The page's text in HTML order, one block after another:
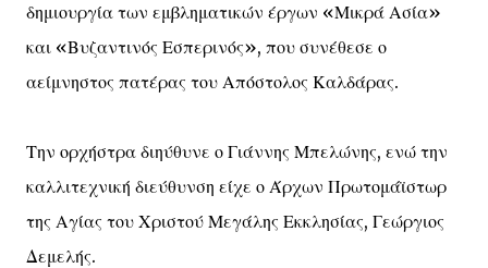
δημιουργία των εμβληματικών έργων «Μικρά Ασία»
και «Βυζαντινός Εσπερινός», που συνέθεσε ο
αείμνηστος πατέρας του Απόστολος Καλδάρας.
Την ορχήστρα διηύθυνε ο Γιάννης Μπελώνης, ενώ την
καλλιτεχνική διεύθυνση είχε ο Άρχων Πρωτομάϊστωρ
της Αγίας του Χριστού Μεγάλης Εκκλησίας, Γεώργιος
Δεμελής.